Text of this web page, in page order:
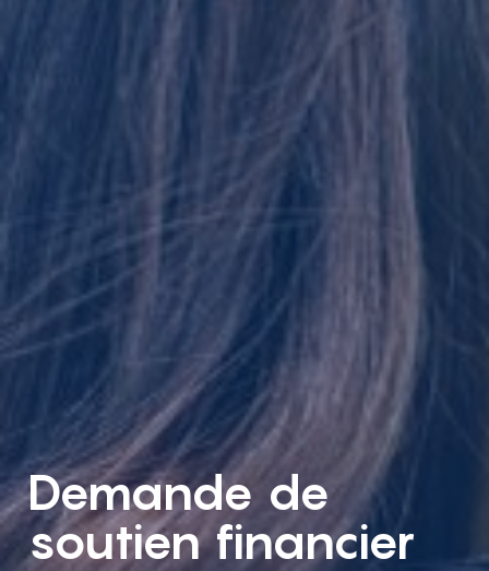
Demande de
soutien financier